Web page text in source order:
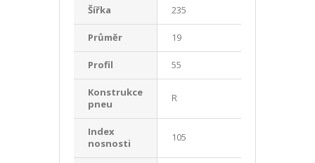
Šířka 235
Průměr 19
Profil 55
Konstrukce
pneu
R
Index
nosnosti
105